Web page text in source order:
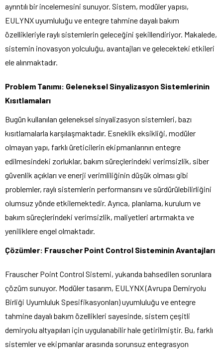
ayrıntılı bir incelemesini sunuyor. Sistem, modüler yapısı,
EULYNX uyumluluğu ve entegre tahmine dayalı bakım
özellikleriyle raylı sistemlerin geleceğini şekillendiriyor. Makalede,
sistemin inovasyon yolculuğu, avantajları ve gelecekteki etkileri
ele alınmaktadır.
Problem Tanımı: Geleneksel Sinyalizasyon Sistemlerinin
Kısıtlamaları
Bugün kullanılan geleneksel sinyalizasyon sistemleri, bazı
kısıtlamalarla karşılaşmaktadır. Esneklik eksikliği, modüler
olmayan yapı, farklı üreticilerin ekipmanlarının entegre
edilmesindeki zorluklar, bakım süreçlerindeki verimsizlik, siber
güvenlik açıkları ve enerji verimliliğinin düşük olması gibi
problemler, raylı sistemlerin performansını ve sürdürülebilirliğini
olumsuz yönde etkilemektedir. Ayrıca, planlama, kurulum ve
bakım süreçlerindeki verimsizlik, maliyetleri artırmakta ve
yeniliklere engel olmaktadır.
Çözümler: Frauscher Point Control Sisteminin Avantajları
Frauscher Point Control Sistemi, yukarıda bahsedilen sorunlara
çözüm sunuyor. Modüler tasarım, EULYNX (Avrupa Demiryolu
Birliği Uyumluluk Spesifikasyonları) uyumluluğu ve entegre
tahmine dayalı bakım özellikleri sayesinde, sistem çeşitli
demiryolu altyapıları için uygulanabilir hale getirilmiştir. Bu, farklı
sistemler ve ekipmanlar arasında sorunsuz entegrasyon